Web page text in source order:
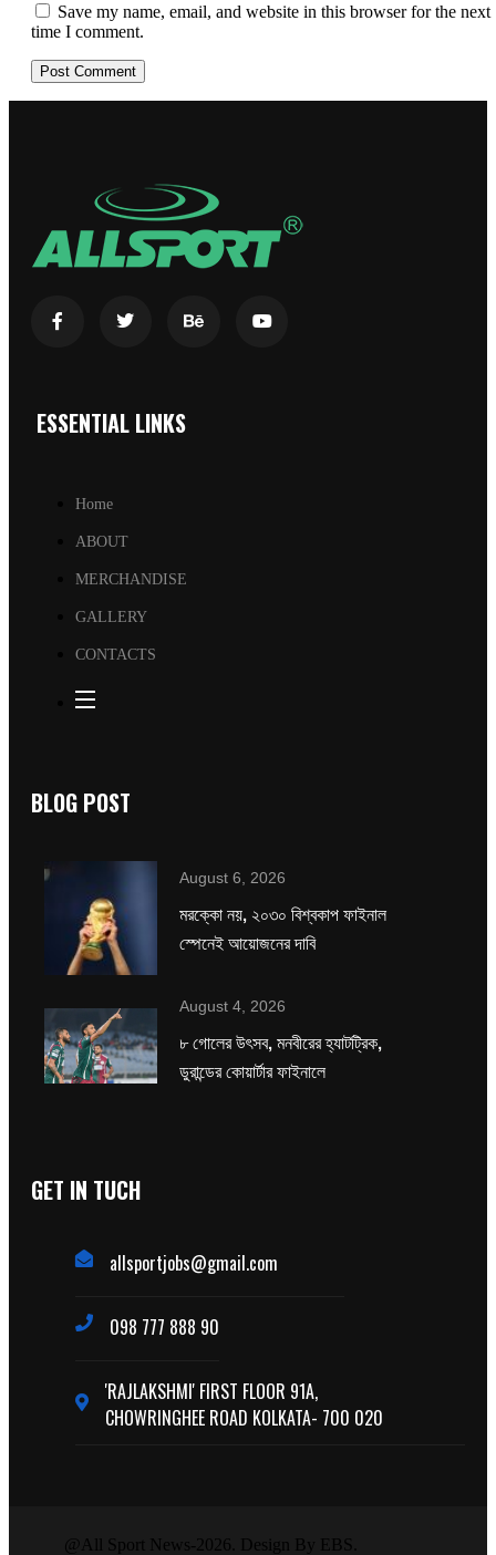
Save my name, email, and website in this browser for the next
time I comment.
ESSENTIAL LINKS
Home
ABOUT
MERCHANDISE
GALLERY
CONTACTS
BLOG POST
August 6, 2026
মরক্কো নয়, ২০৩০ বিশ্বকাপ ফাইনাল
স্পেনেই আয়োজনের দাবি
August 4, 2026
৮ গোলের উৎসব, মনবীরের হ্যাটট্রিক,
ডুরান্ডের কোয়ার্টার ফাইনালে
GET IN TUCH
allsportjobs@gmail.com
098 777 888 90
'RAJLAKSHMI' FIRST FLOOR 91A,
CHOWRINGHEE ROAD KOLKATA- 700 020
@All Sport News-2026. Design By EBS.